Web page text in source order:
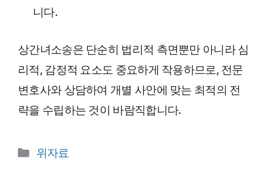
니다.
상간녀소송은 단순히 법리적 측면뿐만 아니라 심
리적, 감정적 요소도 중요하게 작용하므로, 전문
변호사와 상담하여 개별 사안에 맞는 최적의 전
략을 수립하는 것이 바람직합니다.
카
위자료